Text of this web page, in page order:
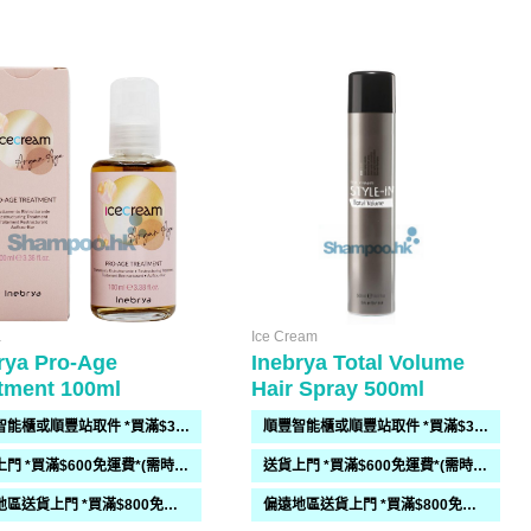
Pro-Age
100ml
順豐智能櫃或順豐站取件 *買滿$300免運費*
送貨上門 *買滿$600免運費*(需時 2-6過工作天)
偏遠地區送貨上門 *買滿$800免運費*(需時 2-6個工作天)
Ice Cream
Inebrya Total Volume
Hair Spray 500ml
順豐智能櫃或順豐站取件 *買滿$300免運費*
送貨上門 *買滿$600免運費*(需時 2-6過工作天)
偏遠地區送貨上門 *買滿$800免運費*(需時 2-6個工作天)